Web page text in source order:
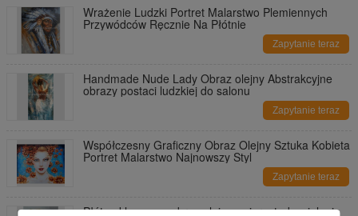
Wrażenie Ludzki Portret Malarstwo Plemiennych
Przywódców Ręcznie Na Płótnie
Zapytanie teraz
Handmade Nude Lady Obraz olejny Abstrakcyjne
obrazy postaci ludzkiej do salonu
Zapytanie teraz
Współczesny Graficzny Obraz Olejny Sztuka Kobieta
Portret Malarstwo Najnowszy Styl
Zapytanie teraz
Płótno klasyczny obraz olejny zwierząt, dwa jelenie